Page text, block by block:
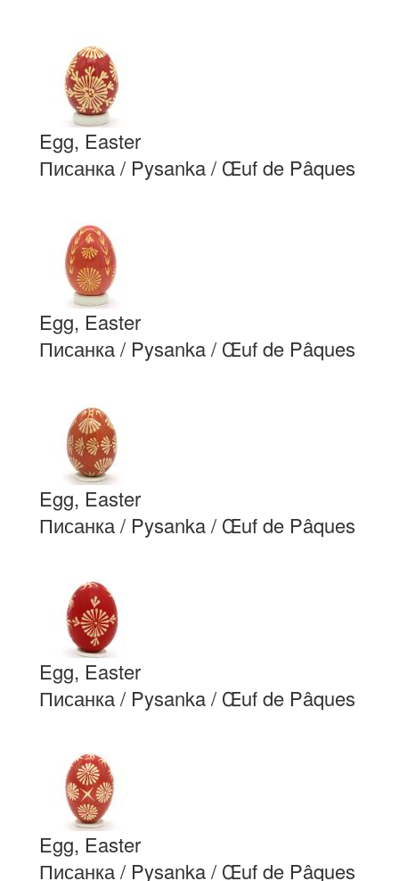
Egg, Easter
Писанка / Pysanka / Œuf de Pâques
Egg, Easter
Писанка / Pysanka / Œuf de Pâques
Egg, Easter
Писанка / Pysanka / Œuf de Pâques
Egg, Easter
Писанка / Pysanka / Œuf de Pâques
Egg, Easter
Писанка / Pysanka / Œuf de Pâques